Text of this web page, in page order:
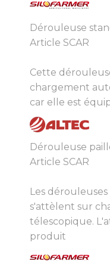
Dérouleuse
Article SCAR
Cette
chargement
car elle est
Dérouleuse
Article SCAR
Les dérouleuses
s'attèlent sur
télescopique.
produit